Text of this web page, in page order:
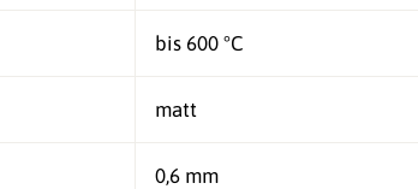
bis 600 °C
matt
0,6 mm